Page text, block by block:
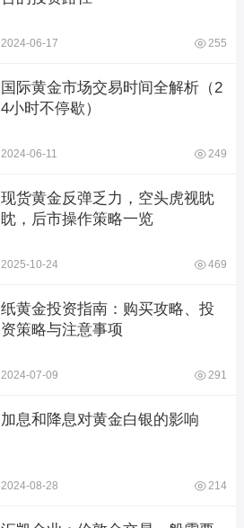
2024-06-17 255
国际黄金市场交易时间全解析（2
4小时不停歇）
2024-06-11 249
现货黄金反弹乏力，空头虎视眈
眈，后市操作策略一览
2025-10-24 469
纸黄金投资指南：购买攻略、投
资策略与注意事项
2024-07-09 291
加息和降息对黄金白银的影响
2024-08-28 214